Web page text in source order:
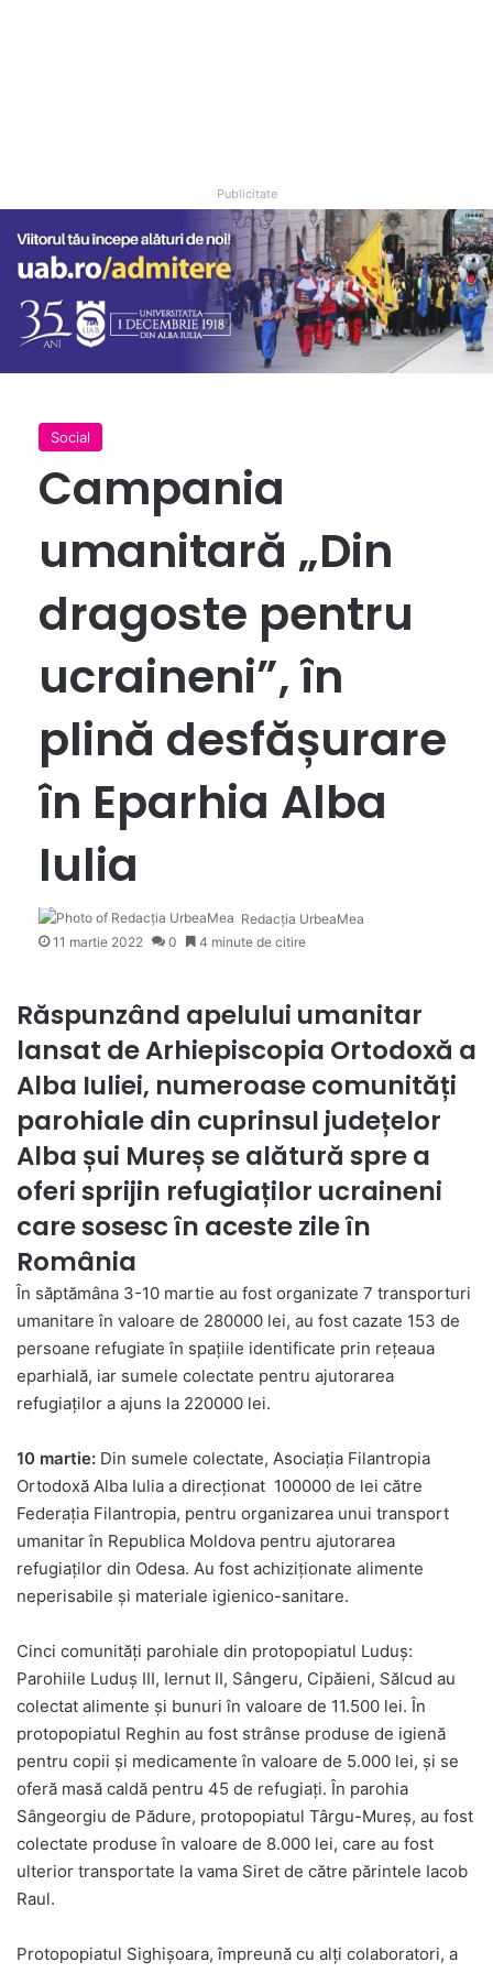
Publicitate
Social
Campania
umanitară „Din
dragoste pentru
ucraineni”, în
plină desfășurare
în Eparhia Alba
Iulia
Redacția UrbeaMea
11 martie 2022
0 4 minute de citire
Răspunzând apelului umanitar
lansat de Arhiepiscopia Ortodoxă a
Alba Iuliei, numeroase comunități
parohiale din cuprinsul județelor
Alba șui Mureș se alătură spre a
oferi sprijin refugiaților ucraineni
care sosesc în aceste zile în
România
În săptămâna 3-10 martie au fost organizate 7 transporturi
umanitare în valoare de 280000 lei, au fost cazate 153 de
persoane refugiate în spațiile identificate prin rețeaua
eparhială, iar sumele colectate pentru ajutorarea
refugiaților a ajuns la 220000 lei.
10 martie: Din sumele colectate, Asociația Filantropia
Ortodoxă Alba Iulia a direcționat 100000 de lei către
Federația Filantropia, pentru organizarea unui transport
umanitar în Republica Moldova pentru ajutorarea
refugiaților din Odesa. Au fost achiziționate alimente
neperisabile și materiale igienico-sanitare.
Cinci comunități parohiale din protopopiatul Luduș:
Parohiile Luduș III, Iernut II, Sângeru, Cipăieni, Sălcud au
colectat alimente și bunuri în valoare de 11.500 lei. În
protopopiatul Reghin au fost strânse produse de igienă
pentru copii și medicamente în valoare de 5.000 lei, și se
oferă masă caldă pentru 45 de refugiați. În parohia
Sângeorgiu de Pădure, protopopiatul Târgu-Mureș, au fost
colectate produse în valoare de 8.000 lei, care au fost
ulterior transportate la vama Siret de către părintele Iacob
Raul.
Protopopiatul Sighișoara, împreună cu alți colaboratori, a